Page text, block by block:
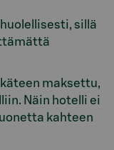
sillä
maksettu,
Näin hotelli ei
kahteen